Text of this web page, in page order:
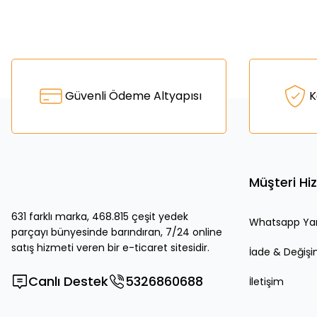
Ürün resmi kalitesiz, bozuk veya görüntülenemiyor.
Güvenli Ödeme Altyapısı
631 farklı marka, 468.815 çeşit yedek
parçayı bünyesinde barındıran, 7/24 online
satış hizmeti veren bir e-ticaret sitesidir.
Canlı Destek 5326860688
Müşteri
Whatsapp
İade &
İletişim